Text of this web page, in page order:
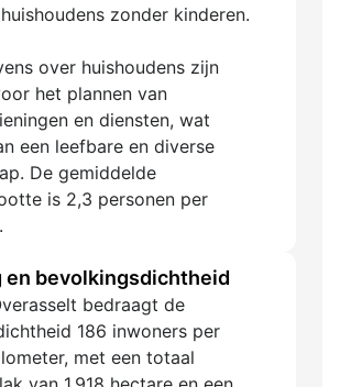
zonder kinderen.
over huishoudens zijn
het plannen van
en diensten, wat
een leefbare en diverse
De gemiddelde
is 2,3 personen per
en bevolkingsdichtheid
bedraagt de
186 inwoners per
met een totaal